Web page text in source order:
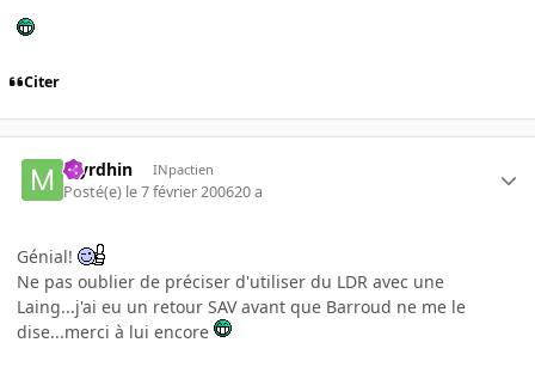
Citer
Myrdhin INpactien
Posté(e) le 7 février 200620 a
Génial!
Ne pas oublier de préciser d'utiliser du LDR avec une
Laing...j'ai eu un retour SAV avant que Barroud ne me le
dise...merci à lui encore